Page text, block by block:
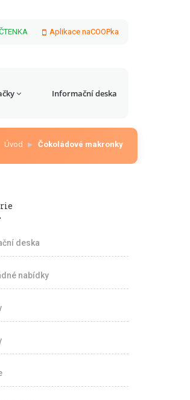
Aplikace naCOOPka
Informační deska
Úvod Čokoládové makronky
deska
nabídky